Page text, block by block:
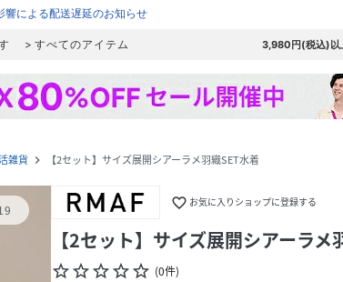
響による配送遅延のお知らせ
すべてのアイテム 3,980円(税込)以
雑貨 navigate_next 【2セット】サイズ展開シアーラメ羽織SET水着
favorite_border お気に入りショップに登録する
【2セット】サイズ展開シアーラメ
star_borderstar_borderstar_borderstar_borderstar_border (0件)